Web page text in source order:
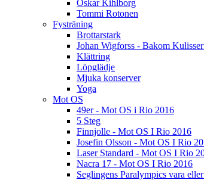
Oskar Kihlborg
Tommi Rotonen
Fysträning
Brottarstark
Johan Wigforss - Bakom
Klättring
Löpglädje
Mjuka konserver
Yoga
Mot OS
49er - Mot OS i Rio 2016
5 Steg
Finnjolle - Mot OS I Rio 2016
Josefin Olsson - Mot OS I Rio
Laser Standard - Mot OS I Rio
Nacra 17 - Mot OS I Rio 2016
Seglingens Paralympics vara